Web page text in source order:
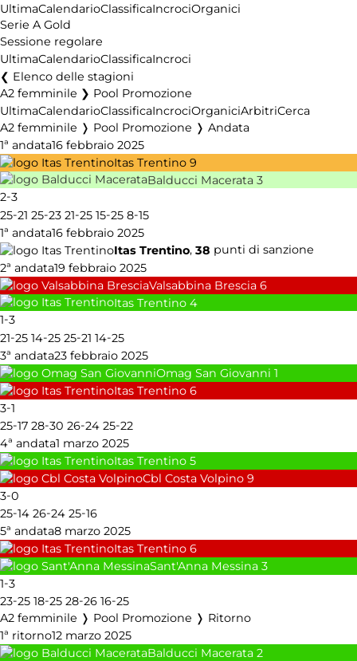
UltimaCalendarioClassificaIncrociOrganici
Serie A Gold
Sessione regolare
UltimaCalendarioClassificaIncroci
Elenco delle stagioni
A2 femminile ❯ Pool Promozione
UltimaCalendarioClassificaIncrociOrganiciArbitriCerca
A2 femminile ❭ Pool Promozione ❭ Andata
1ª andata16 febbraio 2025
Itas Trentino 9
Balducci Macerata 3
2-3
25-21 25-23 21-25 15-25 8-15
1ª andata16 febbraio 2025
Itas Trentino, 38 punti di sanzione
2ª andata19 febbraio 2025
Valsabbina Brescia 6
Itas Trentino 4
1-3
21-25 14-25 25-21 14-25
3ª andata23 febbraio 2025
Omag San Giovanni 1
Itas Trentino 6
3-1
25-17 28-30 26-24 25-22
4ª andata1 marzo 2025
Itas Trentino 5
Cbl Costa Volpino 9
3-0
25-14 26-24 25-16
5ª andata8 marzo 2025
Itas Trentino 6
Sant'Anna Messina 3
1-3
23-25 18-25 28-26 16-25
A2 femminile ❭ Pool Promozione ❭ Ritorno
1ª ritorno12 marzo 2025
Balducci Macerata 2